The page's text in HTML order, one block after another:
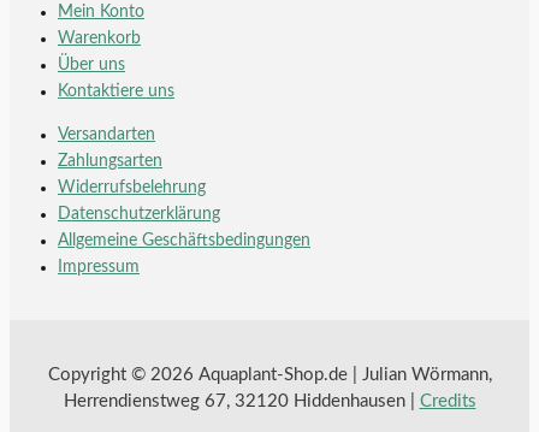
Mein Konto
Warenkorb
Über uns
Kontaktiere uns
Versandarten
Zahlungsarten
Widerrufsbelehrung
Datenschutzerklärung
Allgemeine Geschäftsbedingungen
Impressum
Copyright © 2026 Aquaplant-Shop.de | Julian Wörmann,
Herrendienstweg 67, 32120 Hiddenhausen | Credits